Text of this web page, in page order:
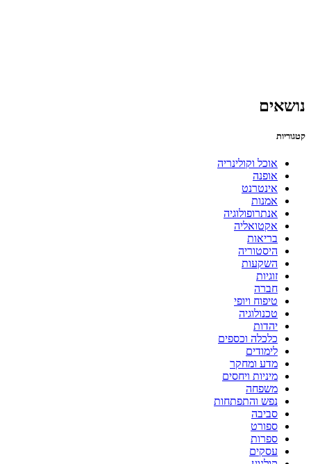
נושאים
קטגוריות
אוכל וקולינריה
אופנה
אינטרנט
אמנות
אנתרופולוגיה
אקטואליה
בריאות
היסטוריה
השקעות
זוגיות
חברה
טיפוח ויופי
טכנולוגיה
יהדות
כלכלה וכספים
לימודים
מדע ומחקר
מיניות ויחסים
משפחה
נפש והתפתחות
סביבה
ספורט
ספרות
עסקים